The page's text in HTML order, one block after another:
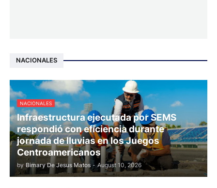
NACIONALES
NACIONALES
Infraestructura ejecutada por SEMS
respondió con eficiencia durante
jornada de lluvias en los Juegos
Centroamericanos
by Bimary De Jesus Matos - August 10, 2026